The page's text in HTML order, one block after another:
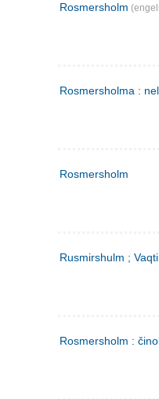
Rosmersholm
Rosmersholma :
Rosmersholm
Rusmirshulm ;
Rosmersholm :